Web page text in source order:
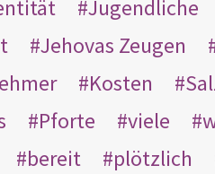
Jugendliche
Jehovas Zeugen
Kosten
Pforte viele
bereit plötzlich